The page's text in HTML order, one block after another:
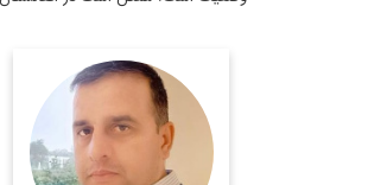
استاد پیشین دانشگاه کابل
اطلاعات بیشتر